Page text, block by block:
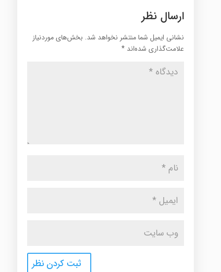
ارسال نظر
نشانی ایمیل شما منتشر نخواهد شد. بخش‌های موردنیاز
علامت‌گذاری شده‌اند *